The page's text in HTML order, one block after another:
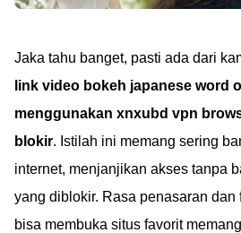
Jaka tahu banget, pasti ada dari
link video bokeh japanese word
menggunakan xnxubd vpn
blokir. Istilah ini memang sering
internet, menjanjikan akses tanpa
yang diblokir. Rasa penasaran dan
bisa membuka situs favorit